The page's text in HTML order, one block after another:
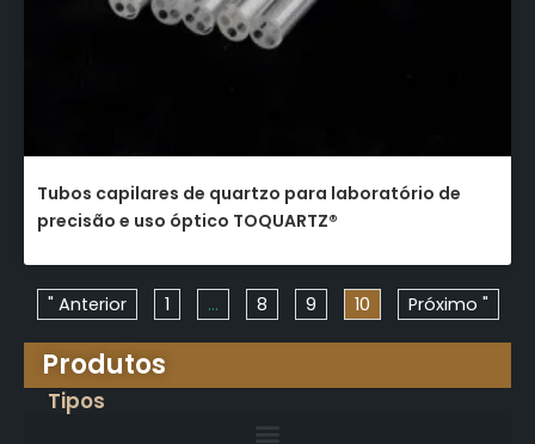
Tubos capilares de quartzo para laboratório de
precisão e uso óptico TOQUARTZ®
" Anterior 1 ... 8 9 10 Próximo "
Produtos
Tipos